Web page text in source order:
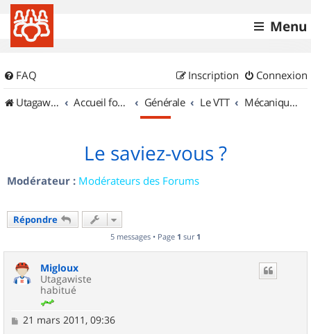
Menu
FAQ Connexion
Inscription
UtagawaVTT (Randos VTT et VTTAE avec traces GPS)
Accueil forum Générale Le VTT Mécanique et Entretiens
Le saviez-vous ?
Modérateur : Modérateurs des Forums
Répondre
5 messages • Page 1 sur 1
Migloux
Utagawiste
habitué
M
21 mars 2011, 09:36